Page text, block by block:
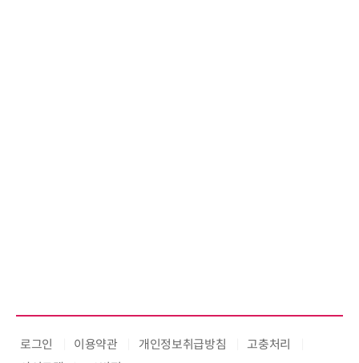
로그인 이용약관 개인정보취급방침
고충처리